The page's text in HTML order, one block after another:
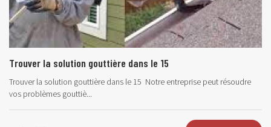
Trouver la solution gouttière dans le 15
Trouver la solution gouttière dans le 15 Notre entreprise peut résoudre
vos problèmes gouttiè...